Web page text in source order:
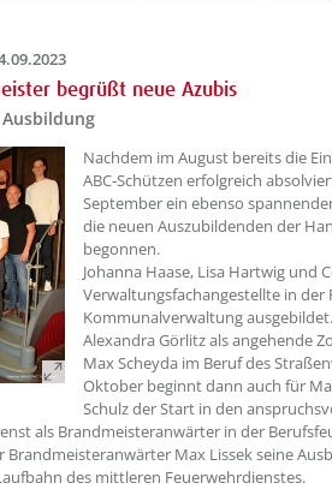
begrüßt neue Azubis
Ausbildung
??? absaetzeOben[1]/titel
Nachdem im August bereits die
ABC-Schützen erfolgreich
September ein ebenso
die neuen Auszubildenden der
begonnen.
Johanna Haase, Lisa Hartwig und
Verwaltungsfachangestellte in der
Kommunalverwaltung
Alexandra Görlitz als angehende
Max Scheyda im Beruf des
Oktober beginnt dann auch für
Schulz der Start in den
als Brandmeisteranwärter in der
Brandmeisteranwärter Max Lissek seine
des mittleren Feuerwehrdienstes.